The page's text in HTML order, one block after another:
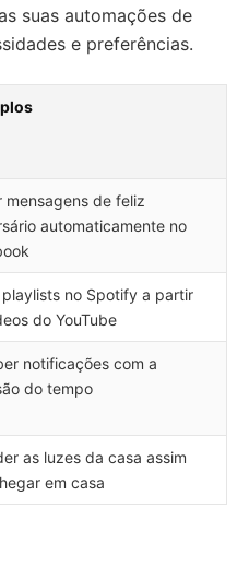
suas automações de
e preferências.
mensagens de feliz
automaticamente no
playlists no Spotify a partir
do YouTube
notificações com a
do tempo
as luzes da casa assim
em casa